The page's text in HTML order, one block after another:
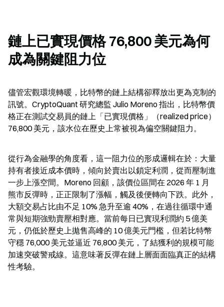
鏈上已實現價格 76,800 美元為何
成為關鍵阻力位
儘管宏觀環境轉暖，比特幣的鏈上結構卻釋放出更為克制的
訊號。CryptoQuant 研究總監 Julio Moreno 指出，比特幣價
格正在測試交易員的鏈上「已實現價格」（realized price）
76,800 美元，該水位在歷史上常被視為偏空關鍵阻力。
從行為金融學的角度看，這一阻力位的形成邏輯在於：大量
持有者接近成本價時，傾向於賣出以鎖定利潤，從而壓制進
一步上漲空間。Moreno 回顧，該價位區間在 2026 年 1 月
熊市反彈時，正正限制了漲幅，觸及後便轉向下跌。此外，
大額交易占比由不足 10% 急升至逾 40%，在過往循環中通
常與短期強勁賣壓相對應。當前每日已實現利潤約 5 億美
元，仍低於歷史上拋售高峰的 10 億美元門檻，但若比特幣
守穩 76,000 美元並逼近 76,800 美元，了結獲利的規模可能
加速突破警戒線。這意味著反彈在鏈上層面面臨真正的結構
性考驗。